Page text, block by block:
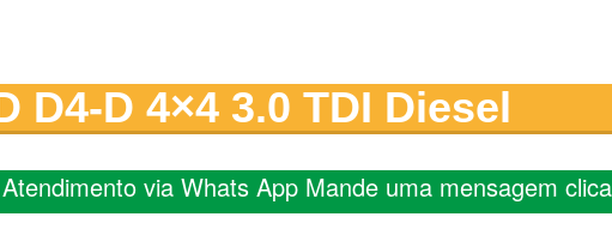
D4-D 4×4 3.0 TDI Diesel
Atendimento via Whats App Mande uma mensagem